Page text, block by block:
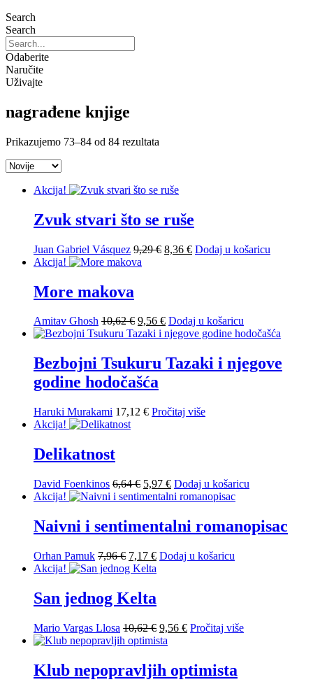
Search
Search
Odaberite
Naručite
Uživajte
nagrađene knjige
Prikazujemo 73–84 od 84 rezultata
Akcija!
Zvuk stvari što se ruše
Juan Gabriel Vásquez 9,29€ Izvorna
8,36 €Trenutna
Dodaj u košaricu
Akcija!
More makova
Amitav Ghosh 10,62€ Izvorna
cijena
je:
10,62 €.
9,56 €Trenutna
cijena
9,56 €.
Dodaj u košaricu
Bezbojni Tsukuru Tazaki i njegove
godine hodočašća
Haruki Murakami 17,12 € Pročitaj više
Akcija!
Delikatnost
David Foenkinos 6,64€ Izvorna
cijena
6,64 €.
5,97 €Trenutna
cijena
5,97 €.
Dodaj u košaricu
Akcija!
Naivni i sentimentalni romanopisac
Orhan Pamuk 7,96€ Izvorna
cijena
je:
7,96 €.
7,17 €Trenutna
Dodaj u košaricu
Akcija!
San jednog Kelta
Mario Vargas Llosa 10,62€ Izvorna
cijena
je:
10,62 €.
9,56 €Trenutna
9,56 €.
Pročitaj više
Klub nepopravljih optimista